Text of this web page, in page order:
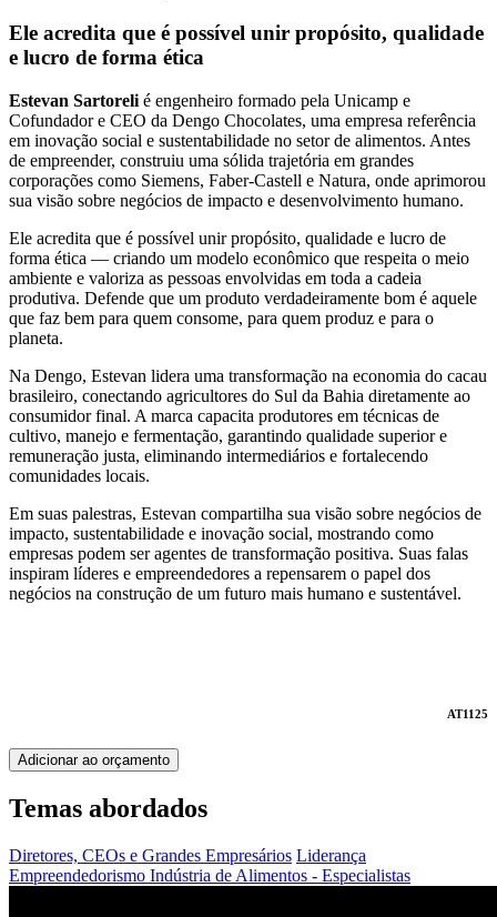
Ele acredita que é possível unir propósito, qualidade
e lucro de forma ética
Estevan Sartoreli é engenheiro formado pela Unicamp e
Cofundador e CEO da Dengo Chocolates, uma empresa referência
em inovação social e sustentabilidade no setor de alimentos. Antes
de empreender, construiu uma sólida trajetória em grandes
corporações como Siemens, Faber-Castell e Natura, onde aprimorou
sua visão sobre negócios de impacto e desenvolvimento humano.
Ele acredita que é possível unir propósito, qualidade e lucro de
forma ética — criando um modelo econômico que respeita o meio
ambiente e valoriza as pessoas envolvidas em toda a cadeia
produtiva. Defende que um produto verdadeiramente bom é aquele
que faz bem para quem consome, para quem produz e para o
planeta.
Na Dengo, Estevan lidera uma transformação na economia do cacau
brasileiro, conectando agricultores do Sul da Bahia diretamente ao
consumidor final. A marca capacita produtores em técnicas de
cultivo, manejo e fermentação, garantindo qualidade superior e
remuneração justa, eliminando intermediários e fortalecendo
comunidades locais.
Em suas palestras, Estevan compartilha sua visão sobre negócios de
impacto, sustentabilidade e inovação social, mostrando como
empresas podem ser agentes de transformação positiva. Suas falas
inspiram líderes e empreendedores a repensarem o papel dos
negócios na construção de um futuro mais humano e sustentável.
AT1125
Adicionar ao orçamento
Temas abordados
Diretores, CEOs e Grandes Empresários Liderança
Empreendedorismo Indústria de Alimentos - Especialistas